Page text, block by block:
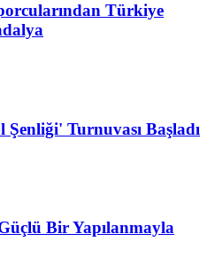
Türkiye
Turnuvası Başladı
Bir Yapılanmayla